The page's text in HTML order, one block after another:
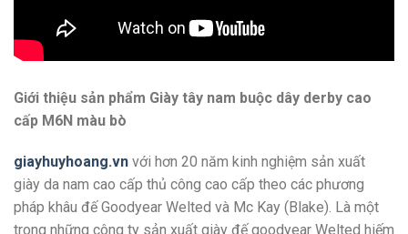
Giới thiệu sản phẩm Giày tây nam buộc dây derby cao
cấp M6N màu bò
giayhuyhoang.vn với hơn 20 năm kinh nghiệm sản xuất
giày da nam cao cấp thủ công cao cấp theo các phương
pháp khâu đế Goodyear Welted và Mc Kay (Blake). Là một
trong những công ty sản xuất giày đế goodyear Welted hiếm